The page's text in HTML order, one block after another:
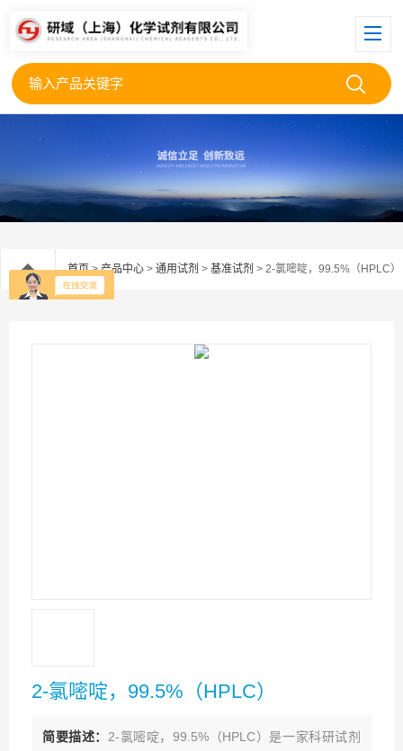
首页>产品中心 > 通用试剂 > 基准试剂 > 2-氯嘧啶，99.5%（HPLC）
2-氯嘧啶，99.5%（HPLC）
简要描述： 2-氯嘧啶，99.5%（HPLC）是一家科研试剂